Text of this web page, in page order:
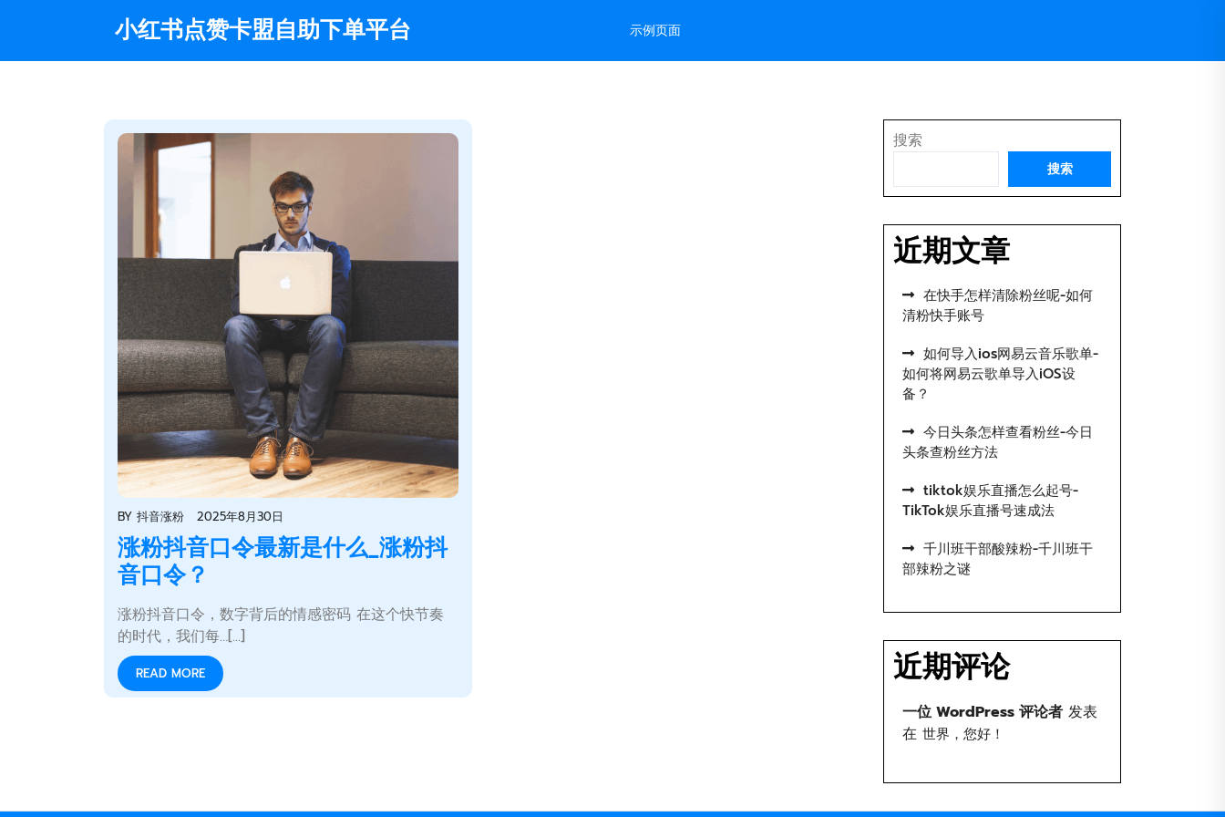
小红书点赞卡盟自助下单平台 示例页面
BY 抖音涨粉 2025年8月30日
涨粉抖音口令最新是什么_涨粉抖
音口令？
涨粉抖音口令，数字背后的情感密码 在这个快节奏
的时代，我们每…[...]
READ MORE
搜索
搜索
近期文章
在快手怎样清除粉丝呢-如何
清粉快手账号
如何导入ios网易云音乐歌单-
如何将网易云歌单导入iOS设
备？
今日头条怎样查看粉丝-今日
头条查粉丝方法
tiktok娱乐直播怎么起号-
TikTok娱乐直播号速成法
千川班干部酸辣粉-千川班干
部辣粉之谜
近期评论
一位 WordPress 评论者 发表
在 世界，您好！